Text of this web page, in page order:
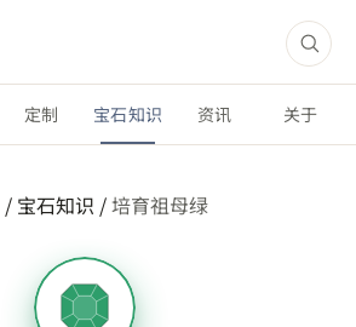
定制 宝石知识 资讯 关于
/ 宝石知识 /培育祖母绿